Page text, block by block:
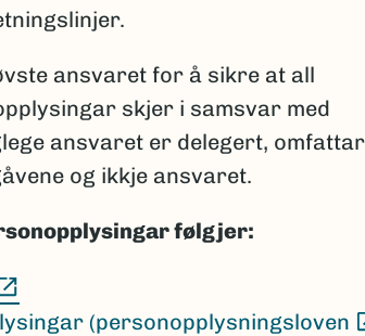
ansvaret for å sikre at all
skjer i samsvar med
ansvaret er delegert, omfattar
og ikkje ansvaret.
følgjer:
(personopplysningsloven